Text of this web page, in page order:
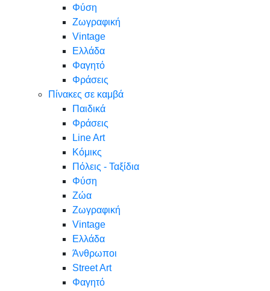
Φύση
Ζωγραφική
Vintage
Ελλάδα
Φαγητό
Φράσεις
Πίνακες σε καμβά
Παιδικά
Φράσεις
Line Art
Κόμικς
Πόλεις - Ταξίδια
Φύση
Ζώα
Ζωγραφική
Vintage
Ελλάδα
Άνθρωποι
Street Art
Φαγητό